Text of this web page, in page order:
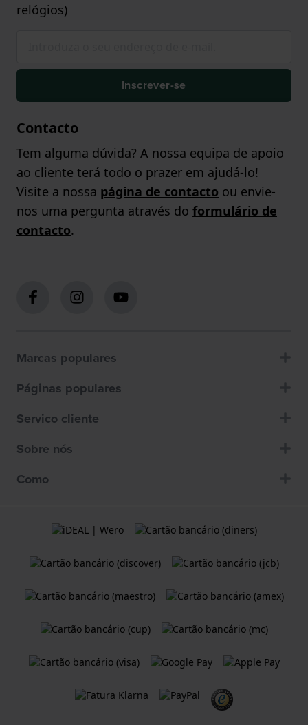
relógios)
Inscrever-se
Contacto
Tem alguma dúvida? A nossa equipa de apoio
ao cliente terá todo o prazer em ajudá-lo!
Visite a nossa página de contacto ou envie-
nos uma pergunta através do formulário de
contacto.
Marcas populares
Páginas populares
Servico cliente
Sobre nós
Como